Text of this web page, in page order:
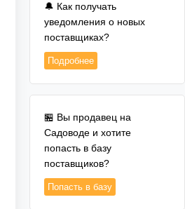
🔔 Как получать
уведомления о новых
поставщиках?
Подробнее
🏪 Вы продавец на
Садоводе и хотите
попасть в базу
поставщиков?
Попасть в базу